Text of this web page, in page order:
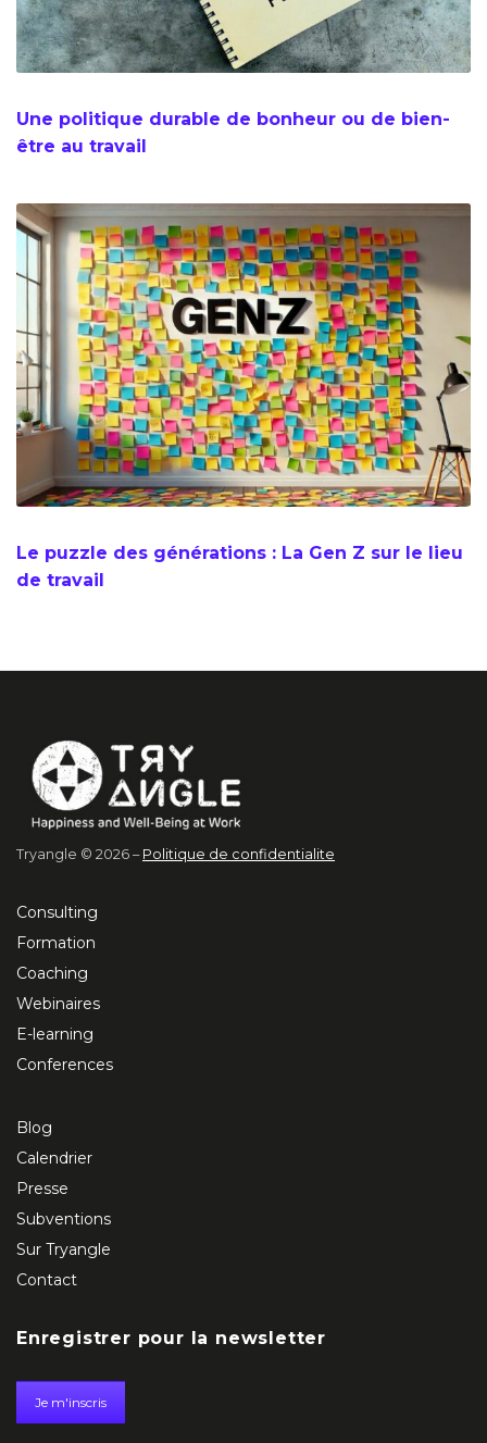
Une politique durable de bonheur ou de bien-
être au travail
Le puzzle des générations : La Gen Z sur le lieu
de travail
Tryangle © 2026 – Politique de confidentialite
Consulting
Formation
Coaching
Webinaires
E-learning
Conferences
Blog
Calendrier
Presse
Subventions
Sur Tryangle
Contact
Enregistrer pour la newsletter
Je m'inscris